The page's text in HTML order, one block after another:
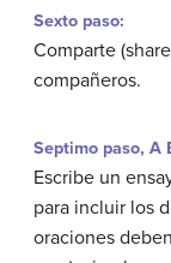
Sexto paso:
Comparte
compañeros.
Septimo paso, A
Escribe un
para incluir los
oraciones